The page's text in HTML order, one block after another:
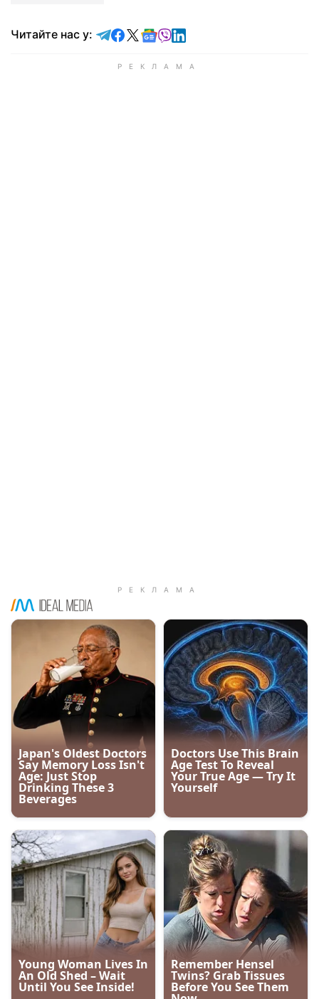
Читайте нас у: Читайте у Telegram
Читайте у Facebook
Читайте у X
Читайте у Google news
Читайте у Viber
Читайте у LinkedIn